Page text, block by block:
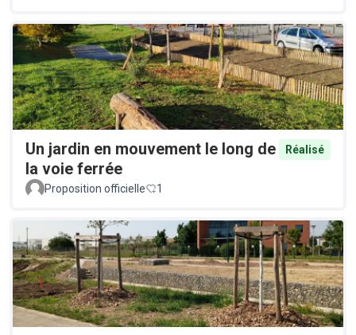
Un jardin en mouvement le long de
la voie ferrée
Réalisé
Proposition officielle 1